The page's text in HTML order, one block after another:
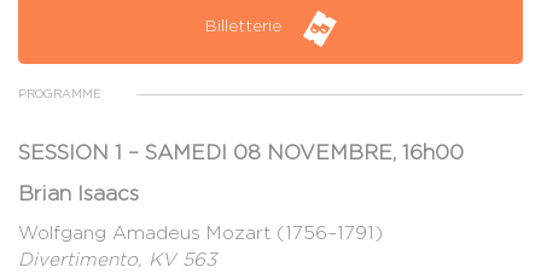
Billetterie
PROGRAMME
SESSION 1 – SAMEDI 08 NOVEMBRE, 16h00
Brian Isaacs
Wolfgang Amadeus Mozart (1756–1791)
Divertimento, KV 563